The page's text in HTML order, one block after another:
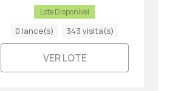
Lote Disponível
0 lance(s) 343 visita(s)
VER LOTE